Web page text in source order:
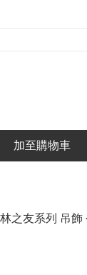
加至購物車
之友系列 吊飾